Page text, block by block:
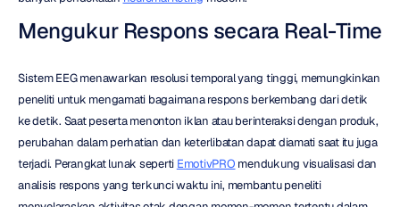
Mengukur Respons secara Real-Time
Sistem EEG menawarkan resolusi temporal yang tinggi, memungkinkan
peneliti untuk mengamati bagaimana respons berkembang dari detik
ke detik. Saat peserta menonton iklan atau berinteraksi dengan produk,
perubahan dalam perhatian dan keterlibatan dapat diamati saat itu juga
terjadi. Perangkat lunak seperti EmotivPRO mendukung visualisasi dan
analisis respons yang terkunci waktu ini, membantu peneliti